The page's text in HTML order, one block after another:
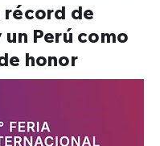
récord de
Perú como
honor